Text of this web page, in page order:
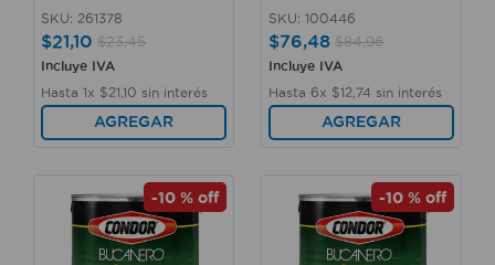
SKU: 261378
$21,10 $23,45
Incluye IVA
Hasta 1x $21 10 sin interés
AGREGAR
SKU: 100446
$76,48 $84,96
Incluye IVA
Hasta 6x $12 74 sin interés
AGREGAR
-10 % off -10 % off